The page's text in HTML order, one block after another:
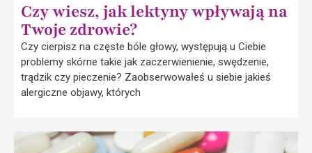
Czy wiesz, jak lektyny wpływają na
Twoje zdrowie?
Czy cierpisz na częste bóle głowy, występują u Ciebie
problemy skórne takie jak zaczerwienienie, swędzenie,
trądzik czy pieczenie? Zaobserwowałeś u siebie jakieś
alergiczne objawy, których